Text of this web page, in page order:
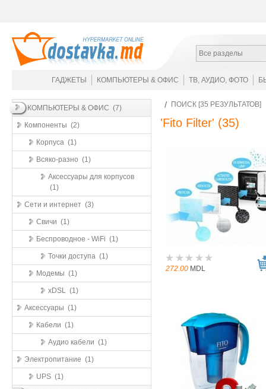
Все разделы
ГАДЖЕТЫ КОМПЬЮТЕРЫ & ОФИС ТВ, АУДИО, ФОТО
КОМПЬЮТЕРЫ & ОФИС (7)
Компоненты (2)
Корпуса (1)
Всяко-разно (1)
Аксессуары для корпусов
(1)
Сети и интернет (3)
Свичи (1)
Беспроводное - WiFi (1)
Точки доступа (1)
Модемы (1)
xDSL (1)
Аксессуары (1)
Кабели (1)
Аудио кабели (1)
Электропитание (1)
UPS (1)
ПОИСК [35 РЕЗУЛЬТАТОВ]
'Fito Filter' (35)
272.00 MDL